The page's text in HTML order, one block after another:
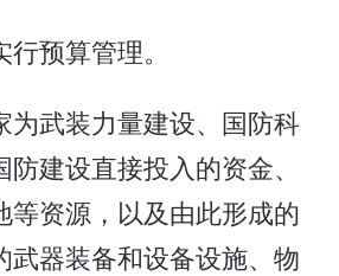
预算管理。
武装力量建设、国防科
建设直接投入的资金、
等资源，以及由此形成的
武器装备和设备设施、物